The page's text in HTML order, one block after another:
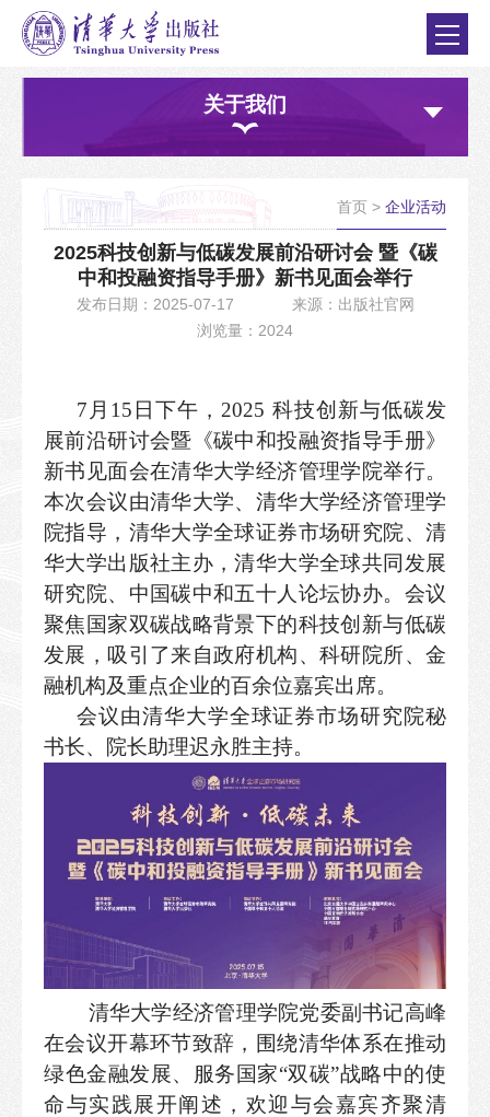
关于我们
首页 > 企业活动
2025科技创新与低碳发展前沿研讨会 暨《碳
中和投融资指导手册》新书见面会举行
发布日期：2025-07-17
来源：出版社官网
浏览量：2024
7月15日下午，2025 科技创新与低碳发
展前沿研讨会暨《碳中和投融资指导手册》
新书见面会在清华大学经济管理学院举行。
本次会议由清华大学、清华大学经济管理学
院指导，清华大学全球证券市场研究院、清
华大学出版社主办，清华大学全球共同发展
研究院、中国碳中和五十人论坛协办。会议
聚焦国家双碳战略背景下的科技创新与低碳
发展，吸引了来自政府机构、科研院所、金
融机构及重点企业的百余位嘉宾出席。
会议由清华大学全球证券市场研究院秘
书长、院长助理迟永胜主持。
清华大学经济管理学院党委副书记高峰
在会议开幕环节致辞，围绕清华体系在推动
绿色金融发展、服务国家“双碳”战略中的使
命与实践展开阐述，欢迎与会嘉宾齐聚清